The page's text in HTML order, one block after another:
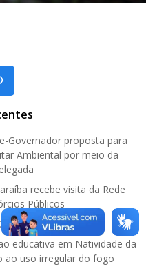
Governador proposta para
Ambiental por meio da
recebe visita da Rede
Públicos
educativa em Natividade da
ao uso irregular do fogo